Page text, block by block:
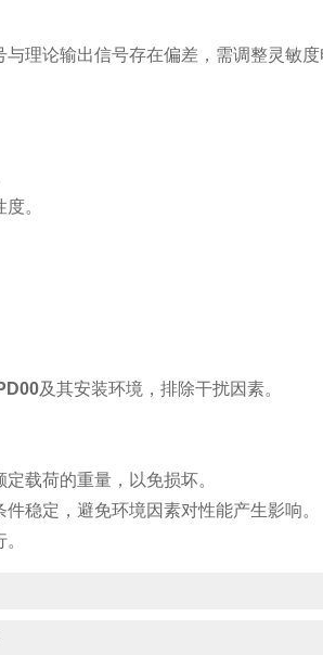
论输出信号存在偏差，需调整灵敏度
。
及其安装环境，排除干扰因素。
载荷的重量，以免损坏。
定，避免环境因素对性能产生影响。